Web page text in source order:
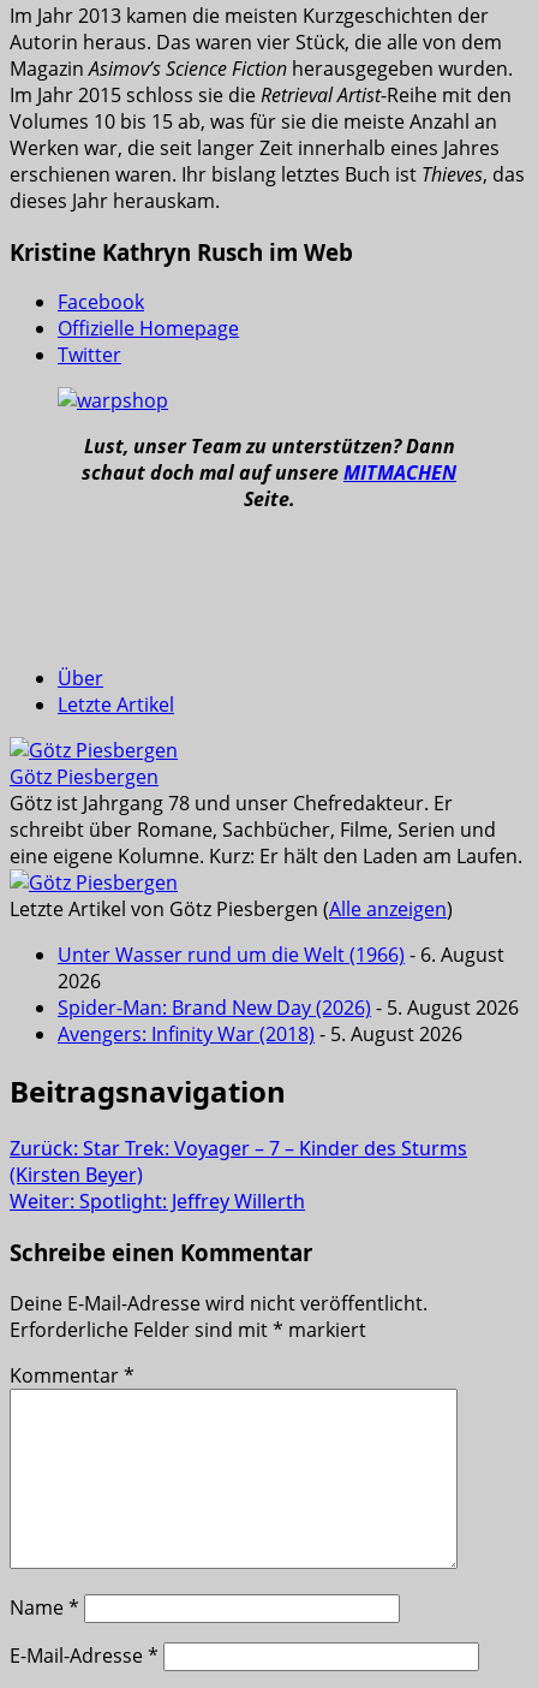
Im Jahr 2013 kamen die meisten Kurzgeschichten der
Autorin heraus. Das waren vier Stück, die alle von dem
MagazinAsimov’s Science Fiction herausgegeben wurden.
Im Jahr 2015 schloss sie dieRetrieval Artist-Reihe mit den
Volumes 10 bis 15 ab, was für sie die meiste Anzahl an
Werken war, die seit langer Zeit innerhalb eines Jahres
erschienen waren. Ihr bislang letztes Buch ist Thieves, das
dieses Jahr herauskam.
Kristine Kathryn Rusch im Web
Facebook
Offizielle Homepage
Twitter
Lust, unser Team zu unterstützen? Dann
schaut doch mal auf unsereMITMACHEN
Seite.
Über
Letzte Artikel
Götz Piesbergen
Götz ist Jahrgang 78 und unser Chefredakteur. Er
schreibt über Romane, Sachbücher, Filme, Serien und
eine eigene Kolumne. Kurz: Er hält den Laden am Laufen.
Letzte Artikel von Götz Piesbergen (Alle anzeigen)
Unter Wasser rund um die Welt (1966) - 6. August
2026
Spider-Man: Brand New Day (2026) - 5. August 2026
Avengers: Infinity War (2018) - 5. August 2026
Beitragsnavigation
Zurück: Star Trek: Voyager – 7 – Kinder des Sturms
(Kirsten Beyer)
Weiter: Spotlight: Jeffrey Willerth
Schreibe einen Kommentar
Deine E-Mail-Adresse wird nicht veröffentlicht.
Erforderliche Felder sind mit* markiert
Kommentar*
Name*
E-Mail-Adresse*